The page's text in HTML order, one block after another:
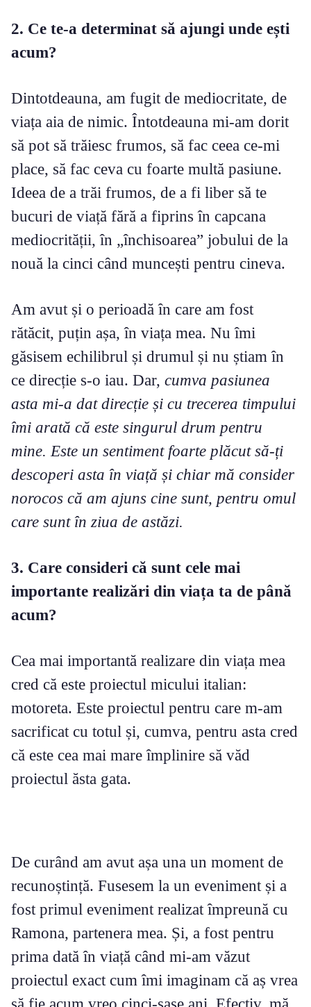
2. Ce te-a determinat să ajungi unde ești
acum?
Dintotdeauna, am fugit de mediocritate, de
viața aia de nimic. Întotdeauna mi-am dorit
să pot să trăiesc frumos, să fac ceea ce-mi
place, să fac ceva cu foarte multă pasiune.
Ideea de a trăi frumos, de a fi liber să te
bucuri de viață fără a fiprins în capcana
mediocrității, în „închisoarea” jobului de la
nouă la cinci când muncești pentru cineva.
Am avut și o perioadă în care am fost
rătăcit, puțin așa, în viața mea. Nu îmi
găsisem echilibrul și drumul și nu știam în
ce direcție s-o iau. Dar, cumva pasiunea
asta mi-a dat direcție și cu trecerea timpului
îmi arată că este singurul drum pentru
mine. Este un sentiment foarte plăcut să-ți
descoperi asta în viață și chiar mă consider
norocos că am ajuns cine sunt, pentru omul
care sunt în ziua de astăzi.
3. Care consideri că sunt cele mai
importante realizări din viața ta de până
acum?
Cea mai importantă realizare din viața mea
cred că este proiectul micului italian:
motoreta. Este proiectul pentru care m-am
sacrificat cu totul și, cumva, pentru asta cred
că este cea mai mare împlinire să văd
proiectul ăsta gata.
De curând am avut așa una un moment de
recunoștință. Fusesem la un eveniment și a
fost primul eveniment realizat împreună cu
Ramona, partenera mea. Și, a fost pentru
prima dată în viață când mi-am văzut
proiectul exact cum îmi imaginam că aș vrea